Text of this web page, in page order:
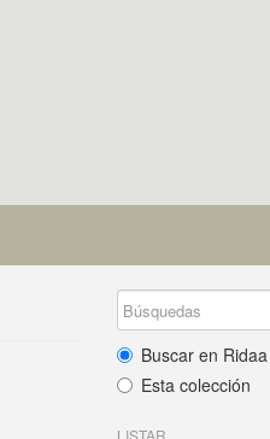
Buscar en Ridaa
Esta colección
LISTAR